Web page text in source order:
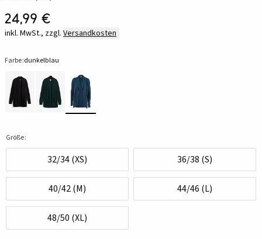
24,99 €
inkl. MwSt., zzgl. Versandkosten
Farbe:dunkelblau
Größe:
32/34 (XS) 36/38 (S)
40/42 (M) 44/46 (L)
48/50 (XL)